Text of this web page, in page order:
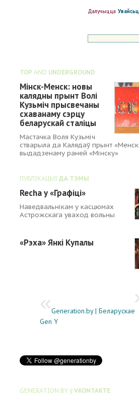
Далучыцца
TOP AND UNDERGROUND
Мінск-Менск: новы
калядны прынт Волі
Кузьміч прысвечаны
схаванаму сэрцу
беларускай сталіцы
Мастачка Воля Кузьміч
стварыла да Калядаў прынт
выдадзенаму раней «Мінску»
ПУБЛІКАЦЫІ ДА ТЭМЫ
Recha у «Графіці»
Наведвальнікам у касцюмах
Астрожскага уваход вольны
«Рэха» Янкі Купалы
Generation.by | Беларускае
Gen Y
GENERATION.BY ў VKONTAKTE